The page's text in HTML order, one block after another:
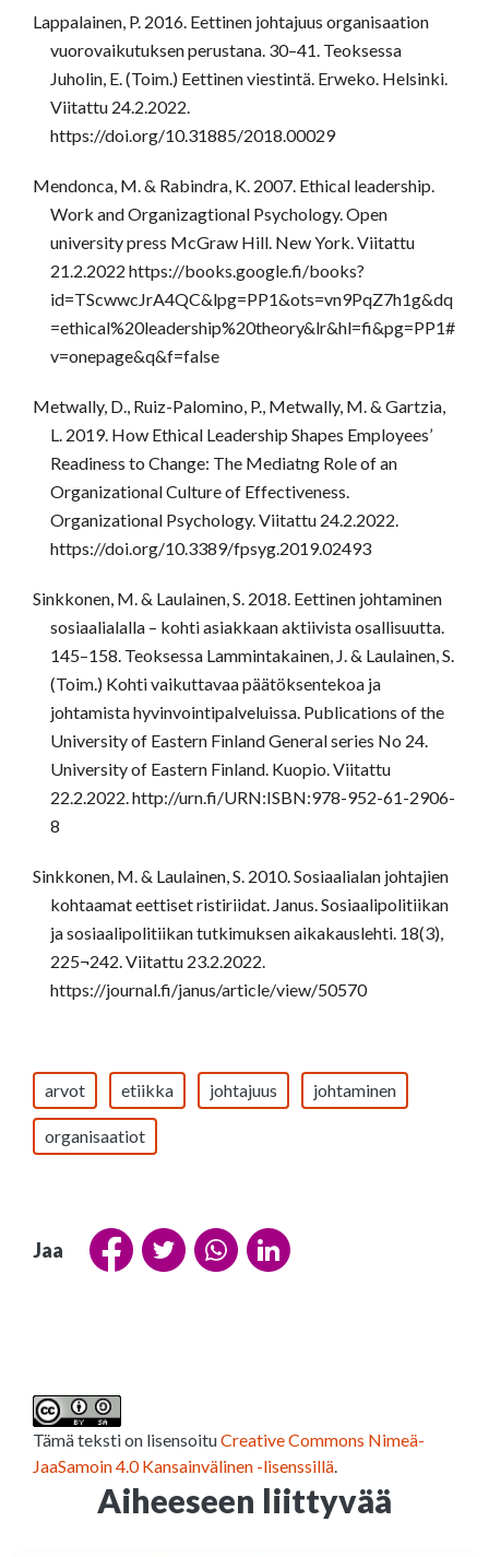
Lappalainen, P. 2016. Eettinen johtajuus organisaation
vuorovaikutuksen perustana. 30–41. Teoksessa
Juholin, E. (Toim.) Eettinen viestintä. Erweko. Helsinki.
Viitattu 24.2.2022.
https://doi.org/10.31885/2018.00029
Mendonca, M. & Rabindra, K. 2007. Ethical leadership.
Work and Organizagtional Psychology. Open
university press McGraw Hill. New York. Viitattu
21.2.2022 https://books.google.fi/books?
id=TScwwcJrA4QC&lpg=PP1&ots=vn9PqZ7h1g&dq
=ethical%20leadership%20theory&lr&hl=fi&pg=PP1#
v=onepage&q&f=false
Metwally, D., Ruiz-Palomino, P., Metwally, M. & Gartzia,
L. 2019. How Ethical Leadership Shapes Employees’
Readiness to Change: The Mediatng Role of an
Organizational Culture of Effectiveness.
Organizational Psychology. Viitattu 24.2.2022.
https://doi.org/10.3389/fpsyg.2019.02493
Sinkkonen, M. & Laulainen, S. 2018. Eettinen johtaminen
sosiaalialalla – kohti asiakkaan aktiivista osallisuutta.
145–158. Teoksessa Lammintakainen, J. & Laulainen, S.
(Toim.) Kohti vaikuttavaa päätöksentekoa ja
johtamista hyvinvointipalveluissa. Publications of the
University of Eastern Finland General series No 24.
University of Eastern Finland. Kuopio. Viitattu
22.2.2022. http://urn.fi/URN:ISBN:978-952-61-2906-
8
Sinkkonen, M. & Laulainen, S. 2010. Sosiaalialan johtajien
kohtaamat eettiset ristiriidat. Janus. Sosiaalipolitiikan
ja sosiaalipolitiikan tutkimuksen aikakauslehti. 18(3),
225¬242. Viitattu 23.2.2022.
https://journal.fi/janus/article/view/50570
arvot etiikka johtajuus johtaminen
organisaatiot
Jaa
Tämä teksti on lisensoituCreative Commons Nimeä-
JaaSamoin 4.0 Kansainvälinen -lisenssillä
Aiheeseen liittyvää